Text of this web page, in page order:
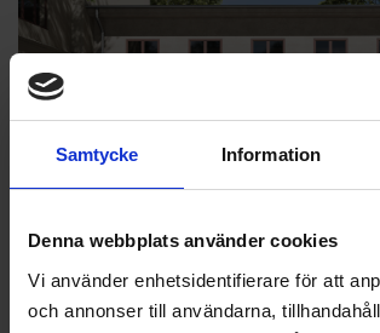
Samtycke Information
Denna webbplats använder cookies
Vi använder enhetsidentifierare för att
och annonser till användarna,